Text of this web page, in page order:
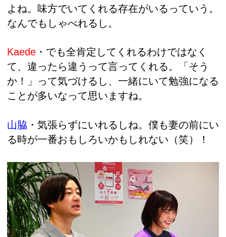
よね。味方でいてくれる存在がいるっていう。
なんでもしゃべれるし。
Kaede ・でも全肯定してくれるわけではなく
て、違ったら違うって言ってくれる。「そう
か！」って気づけるし、一緒にいて勉強になる
ことが多いなって思いますね。
山脇 ・ 気張らずにいれるしね。僕も妻の前にい
る時が一番おもしろいかもしれない（笑）！